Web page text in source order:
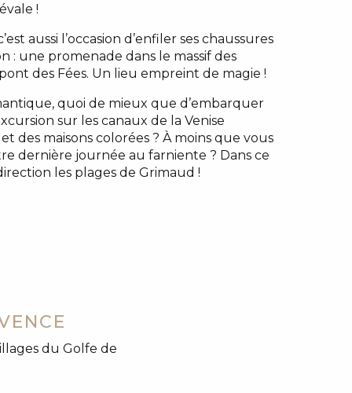
!
aussi l’occasion d’enfiler ses chaussures
: une promenade dans le massif des
des Fées. Un lieu empreint de magie !
quoi de mieux que d’embarquer
sur les canaux de la Venise
des maisons colorées ? À moins que vous
dernière journée au farniente ? Dans ce
les plages de Grimaud !
du Golfe de